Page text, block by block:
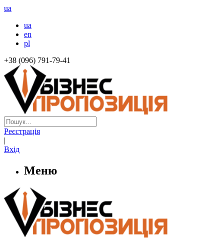
ua
ua
en
pl
+38 (096) 791-79-41
Реєстрація
|
Вхід
Меню